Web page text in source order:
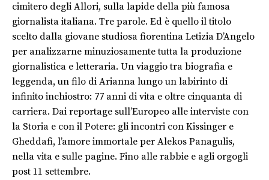
cimitero degli Allori, sulla lapide della più famosa
giornalista italiana. Tre parole. Ed è quello il titolo
scelto dalla giovane studiosa fiorentina Letizia D’Angelo
per analizzarne minuziosamente tutta la produzione
giornalistica e letteraria. Un viaggio tra biografia e
leggenda, un filo di Arianna lungo un labirinto di
infinito inchiostro: 77 anni di vita e oltre cinquanta di
carriera. Dai reportage sull’Europeo alle interviste con
la Storia e con il Potere: gli incontri con Kissinger e
Gheddafi, l’amore immortale per Alekos Panagulis,
nella vita e sulle pagine. Fino alle rabbie e agli orgogli
post 11 settembre.